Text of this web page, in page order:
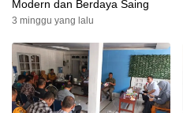
Modern dan Berdaya Saing
3 minggu yang lalu